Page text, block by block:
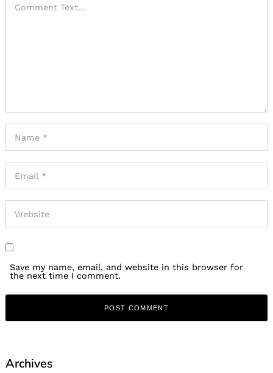
Save my name, email, and website in this browser for
the next time I comment.
Archives